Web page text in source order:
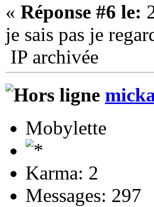
« Réponse #6 le:
je sais pas je
IP archivée
Mobylette
Karma: 2
Messages: 297